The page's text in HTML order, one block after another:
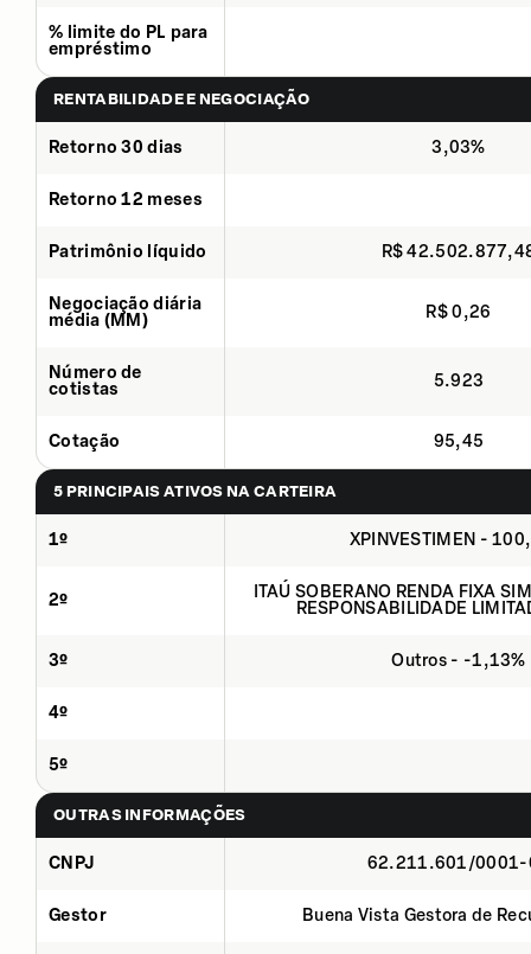
% limite do PL para
empréstimo
RENTABILIDADE E NEGOCIAÇÃO
Retorno 30 dias 3,03%
Retorno 12 meses
Patrimônio líquido R$
Negociação diária
média (MM)
R$ 0,26
Número de
cotistas
5.923
Cotação 95,45
5 PRINCIPAIS ATIVOS NA CARTEIRA
1º XPINVESTIMEN -
2º
ITAÚ SOBERANO RENDA FIXA
RESPONSABILIDADE
3º Outros - -1,13%
4º
5º
OUTRAS INFORMAÇÕES
CNPJ 62.211.601/0001-
Gestor Buena Vista Gestora de